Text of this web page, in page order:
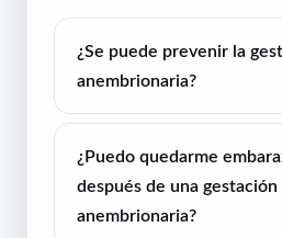
¿Se puede prevenir la
anembrionaria?
¿Puedo quedarme
después de una gestación
anembrionaria?